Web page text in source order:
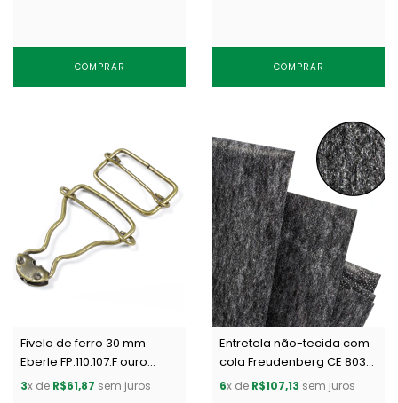
COMPRAR COMPRAR
Fivela de ferro 30 mm
Eberle FP.110.107.F ouro
velho c/ 100 un
3x de R$61,87 sem juros
Entretela não-tecida com
cola Freudenberg CE 8036
grafite c/ 50 m
6x de R$107,13 sem juros